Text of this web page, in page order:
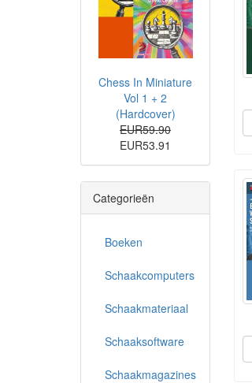
Chess In Miniature
Vol 1 + 2
(Hardcover)
EUR59.90
EUR53.91
Categorieën
Boeken
Schaakcomputers
Schaakmateriaal
Schaaksoftware
Schaakmagazines